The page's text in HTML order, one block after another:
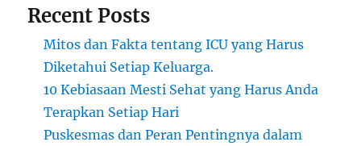
Recent Posts
Mitos dan Fakta tentang ICU yang Harus
Diketahui Setiap Keluarga.
10 Kebiasaan Mesti Sehat yang Harus Anda
Terapkan Setiap Hari
Puskesmas dan Peran Pentingnya dalam